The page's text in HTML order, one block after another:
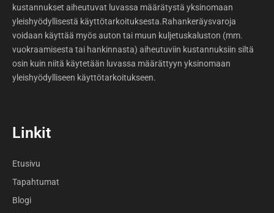
kustannukset aiheutuvat luvassa määrätystä yksinomaan
yleishyödyllisestä käyttötarkoituksesta.Rahankeräysvaroja
voidaan käyttää myös auton tai muun kuljetuskaluston (mm.
vuokraamisesta tai hankinnasta) aiheutuviin kustannuksiin siltä
osin kuin niitä käytetään luvassa määrättyyn yksinomaan
yleishyödylliseen käyttötarkoitukseen.
Linkit
Etusivu
Tapahtumat
Blogi